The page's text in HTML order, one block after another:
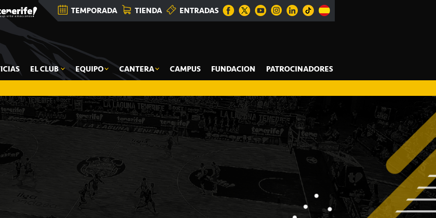
TEMPORADA TIENDA ENTRADAS
EL CLUB EQUIPO CANTERA CAMPUS FUNDACION PATROCINADORES